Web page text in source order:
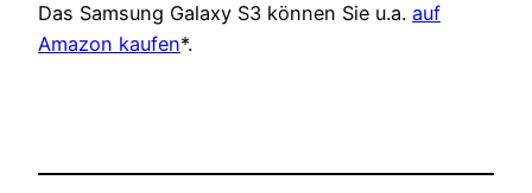
Das Samsung Galaxy S3 können Sie u.a. auf
Amazon kaufen*.